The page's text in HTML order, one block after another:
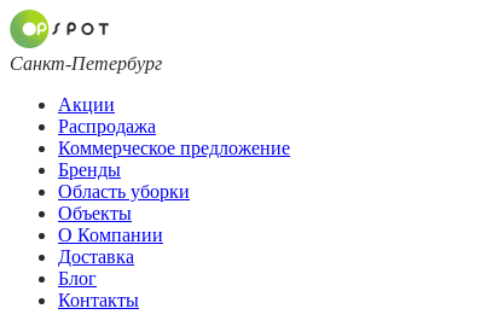
Санкт-Петербург
Акции
Распродажа
Коммерческое предложение
Бренды
Область уборки
Объекты
О Компании
Доставка
Блог
Контакты